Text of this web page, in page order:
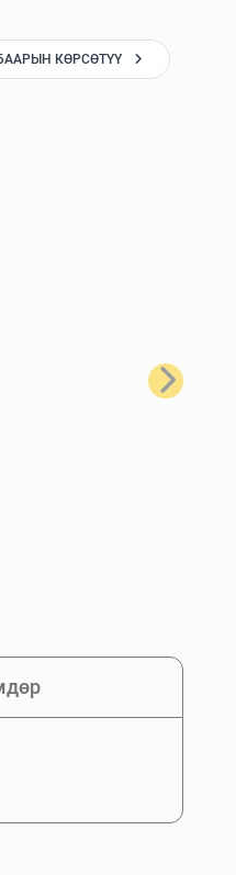
КӨРСӨТҮҮ
Кийинки